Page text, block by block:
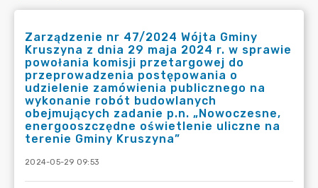
Zarządzenie nr 47/2024 Wójta Gminy
Kruszyna z dnia 29 maja 2024 r. w sprawie
powołania komisji przetargowej do
przeprowadzenia postępowania o
udzielenie zamówienia publicznego na
wykonanie robót budowlanych
obejmujących zadanie p.n. „Nowoczesne,
energooszczędne oświetlenie uliczne na
terenie Gminy Kruszyna”
2024-05-29 09:53